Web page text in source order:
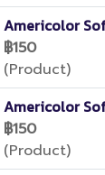
Americolor
฿150
(Product)
Americolor
฿150
(Product)